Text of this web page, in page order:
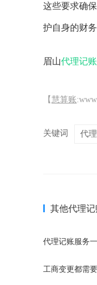
这些要求确
护自身的财
眉山代理记账
【 慧算账
关键词 代
其他代理
代理记账服务
工商变更都需